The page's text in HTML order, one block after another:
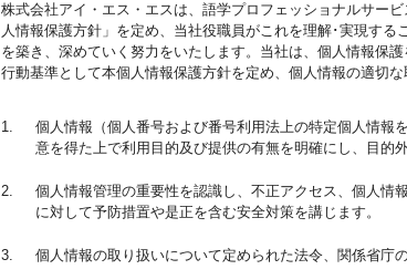
株式会社アイ・エス・エスは、語学プロフェッショナルサー
人情報保護方針」を定め、当社役職員がこれを理解･実現す
を築き、深めていく努力をいたします。当社は、個人情報保
行動基準として本個人情報保護方針を定め、個人情報の適切
1.
個人情報（個人番号および番号利用法上の特定個人情報
意を得た上で利用目的及び提供の有無を明確にし、目的
2.
個人情報管理の重要性を認識し、不正アクセス、個人情
に対して予防措置や是正を含む安全対策を講じます。
3. 個人情報の取り扱いについて定められた法令、関係省庁